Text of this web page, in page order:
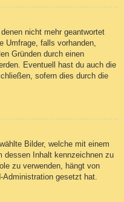
nicht mehr geantwortet
Umfrage, falls vorhanden,
Gründen durch einen
Eventuell hast du auch die
sofern dies durch die
Bilder, welche mit einem
dessen Inhalt kennzeichnen zu
zu verwenden, hängt von
Administration gesetzt hat.